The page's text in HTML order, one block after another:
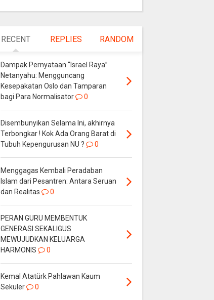
RECENT REPLIES RANDOM
Dampak Pernyataan “Israel Raya”
Netanyahu: Mengguncang
Kesepakatan Oslo dan Tamparan
bagi Para Normalisator
0
Disembunyikan Selama Ini, akhirnya
Terbongkar ! Kok Ada Orang Barat di
Tubuh Kepengurusan NU ?
0
Menggagas Kembali Peradaban
Islam dari Pesantren: Antara Seruan
dan Realitas
0
PERAN GURU MEMBENTUK
GENERASI SEKALIGUS
MEWUJUDKAN KELUARGA
HARMONIS
0
Kemal Atatürk Pahlawan Kaum
Sekuler
0